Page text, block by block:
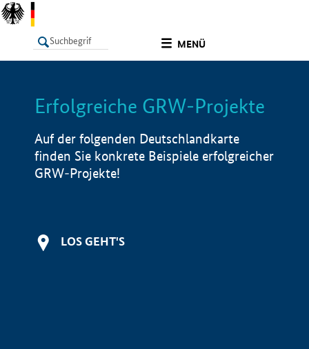
MENÜ
LISTE Info
Erfolgreiche GRW-Projekte
Auf der folgenden Deutschlandkarte
finden Sie konkrete Beispiele erfolgreicher
GRW-Projekte!
LOS GEHT'S